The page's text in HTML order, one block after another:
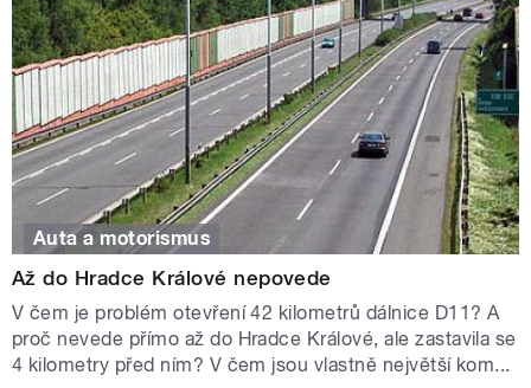
Auta a motorismus
Až do Hradce Králové nepovede
V čem je problém otevření 42 kilometrů dálnice D11? A
proč nevede přímo až do Hradce Králové, ale zastavila se
4 kilometry před ním? V čem jsou vlastně největší kom...